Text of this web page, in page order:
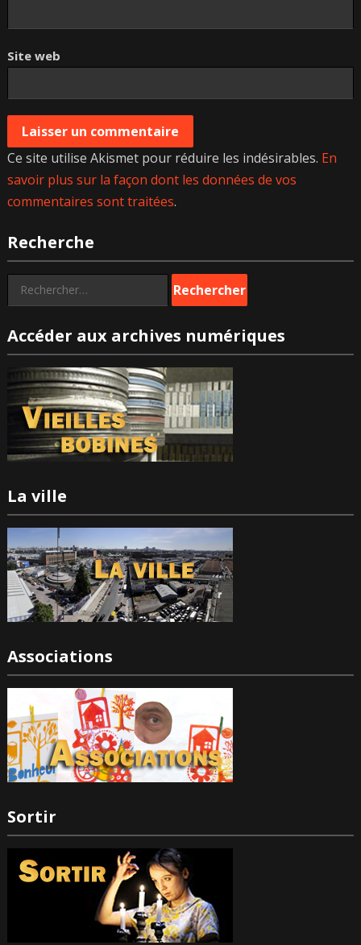
Site web
Ce site utilise Akismet pour réduire les indésirables. En
savoir plus sur la façon dont les données de vos
commentaires sont traitées.
Recherche
Rechercher :
Accéder aux archives numériques
La ville
Associations
Sortir